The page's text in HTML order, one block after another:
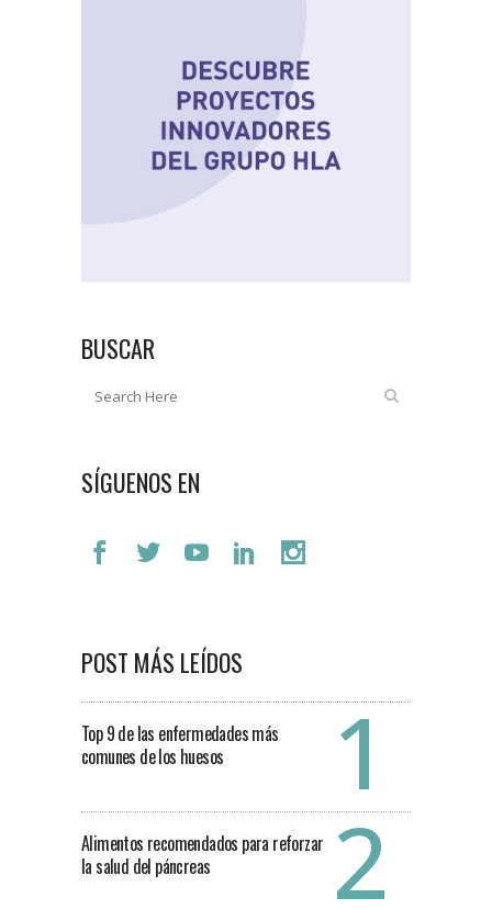
BUSCAR
SÍGUENOS EN
POST MÁS LEÍDOS
Top 9 de las enfermedades más
comunes de los huesos
Alimentos recomendados para reforzar
la salud del páncreas